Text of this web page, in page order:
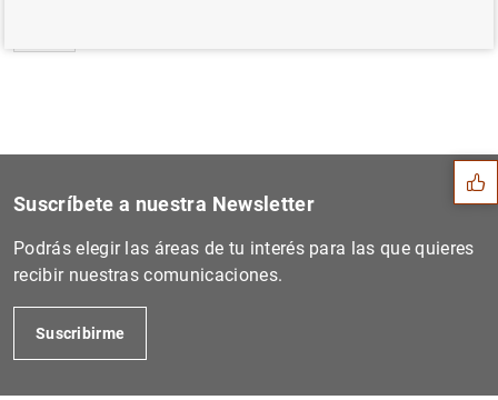
Sugerencias
Suscríbete a nuestra Newsletter
Podrás elegir las áreas de tu interés para las que quieres
recibir nuestras comunicaciones.
Suscribirme